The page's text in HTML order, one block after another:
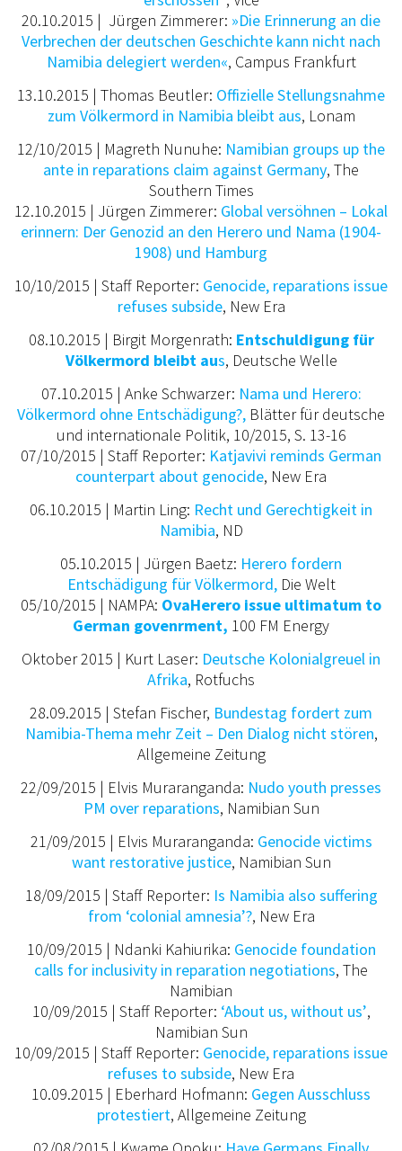
20.10.2015 | Jürgen Zimmerer: »Die Erinnerung an die
Verbrechen der deutschen Geschichte kann nicht nach
Namibia delegiert werden«, Campus Frankfurt
13.10.2015 | Thomas Beutler: Offizielle Stellungsnahme
zum Völkermord in Namibia bleibt aus, Lonam
12/10/2015 | Magreth Nunuhe: Namibian groups up the
ante in reparations claim against Germany, The
Southern Times
12.10.2015 | Jürgen Zimmerer: Global versöhnen – Lokal
erinnern: Der Genozid an den Herero und Nama (1904-
1908) und Hamburg
10/10/2015 | Staff Reporter: Genocide, reparations issue
refuses subside, New Era
08.10.2015 | Birgit Morgenrath: Entschuldigung für
Völkermord bleibt aus, Deutsche Welle
07.10.2015 | Anke Schwarzer: Nama und Herero:
Völkermord ohne Entschädigung?, Blätter für deutsche
und internationale Politik, 10/2015, S. 13-16
07/10/2015 | Staff Reporter: Katjavivi reminds German
counterpart about genocide, New Era
06.10.2015 | Martin Ling: Recht und Gerechtigkeit in
Namibia, ND
05.10.2015 | Jürgen Baetz: Herero fordern
Entschädigung für Völkermord, Die Welt
05/10/2015 | NAMPA: OvaHerero issue ultimatum to
German govenrment, 100 FM Energy
Oktober 2015 | Kurt Laser: Deutsche Kolonialgreuel in
Afrika, Rotfuchs
28.09.2015 | Stefan Fischer, Bundestag fordert zum
Namibia-Thema mehr Zeit – Den Dialog nicht stören,
Allgemeine Zeitung
22/09/2015 | Elvis Muraranganda: Nudo youth presses
PM over reparations, Namibian Sun
21/09/2015 | Elvis Muraranganda: Genocide victims
want restorative justice, Namibian Sun
18/09/2015 | Staff Reporter: Is Namibia also suffering
from ‘colonial amnesia’?, New Era
10/09/2015 | Ndanki Kahiurika: Genocide foundation
calls for inclusivity in reparation negotiations, The
Namibian
10/09/2015 | Staff Reporter: ‘About us, without us’,
Namibian Sun
10/09/2015 | Staff Reporter: Genocide, reparations issue
refuses to subside, New Era
10.09.2015 | Eberhard Hofmann: Gegen Ausschluss
protestiert, Allgemeine Zeitung